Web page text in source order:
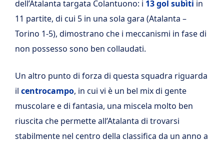
dell’Atalanta targata Colantuono: i 13 gol subìti in
11 partite, di cui 5 in una sola gara (Atalanta –
Torino 1-5), dimostrano che i meccanismi in fase di
non possesso sono ben collaudati.
Un altro punto di forza di questa squadra riguarda
il centrocampo, in cui vi è un bel mix di gente
muscolare e di fantasia, una miscela molto ben
riuscita che permette all’Atalanta di trovarsi
stabilmente nel centro della classifica da un anno a